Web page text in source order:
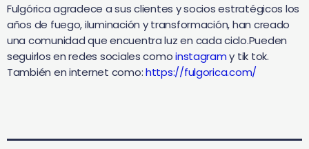
Fulgórica agradece a sus clientes y socios estratégicos los
años de fuego, iluminación y transformación, han creado
una comunidad que encuentra luz en cada ciclo.Pueden
seguirlos en redes sociales comoinstagramy tik tok.
También en internet como:https://fulgorica.com/